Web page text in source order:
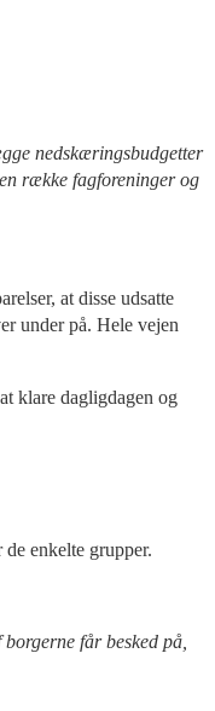
nedskæringsbudgetter
række fagforeninger og
at disse udsatte
under på. Hele vejen
klare dagligdagen og
enkelte grupper.
får besked på,